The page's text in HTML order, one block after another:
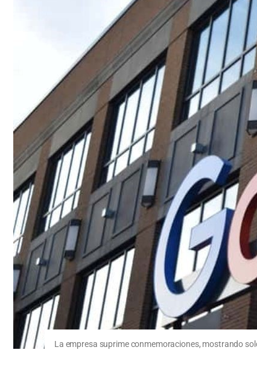
La empresa suprime conmemoraciones, mostrando